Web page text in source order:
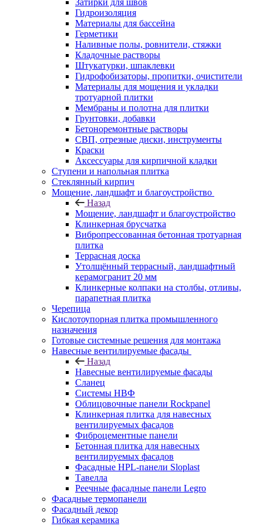
Затирки для швов
Гидроизоляция
Материалы для бассейна
Герметики
Наливные полы, ровнители, стяжки
Кладочные растворы
Штукатурки, шпаклевки
Гидрофобизаторы, пропитки, очистители
Материалы для мощения и укладки
тротуарной плитки
Мембраны и полотна для плитки
Грунтовки, добавки
Бетоноремонтные растворы
СВП, отрезные диски, инструменты
Краски
Аксессуары для кирпичной кладки
Ступени и напольная плитка
Cтеклянный кирпич
Мощение, ландшафт и благоустройство
Назад
Мощение, ландшафт и благоустройство
Клинкерная брусчатка
Вибропрессованная бетонная тротуарная
плитка
Террасная доска
Утолщённый террасный, ландшафтный
керамогранит 20 мм
Клинкерные колпаки на столбы, отливы,
парапетная плитка
Черепица
Кислотоупорная плитка промышленного
назначения
Готовые системные решения для монтажа
Навесные вентилируемые фасады
Назад
Навесные вентилируемые фасады
Сланец
Системы НВФ
Облицовочные панели Rockpanel
Клинкерная плитка для навесных
вентилируемых фасадов
Фиброцементные панели
Бетонная плитка для навесных
вентилируемых фасадов
Фасадные HPL-панели Sloplast
Тавелла
Реечные фасадные панели Legro
Фасадные термопанели
Фасадный декор
Гибкая керамика